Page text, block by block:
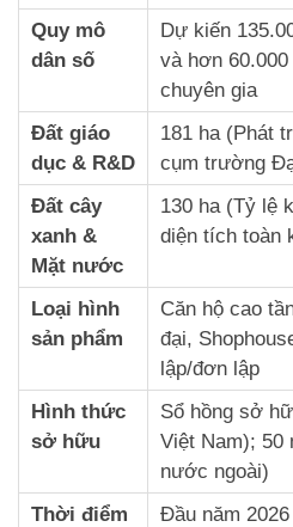
Quy mô
dân số
Dự kiến
và hơn
chuyên gia
Đất giáo
dục & R&D
181 ha (Phát
cụm trường
Đất cây
xanh &
Mặt nước
130 ha (Tỷ lệ
diện tích toàn
Loại hình
sản phẩm
Căn hộ cao
đại,
lập/đơn lập
Hình thức
sở hữu
Sổ hồng sở
Việt Nam); 50
nước ngoài)
Thời điểm
Đầu năm 2026